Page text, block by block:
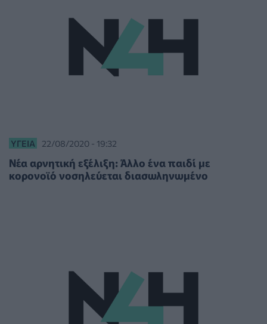
ΥΓΕΊΑ 22/08/2020 - 19:32
Νέα αρνητική εξέλιξη: Άλλο ένα παιδί με
κορονοϊό νοσηλεύεται διασωληνωμένο